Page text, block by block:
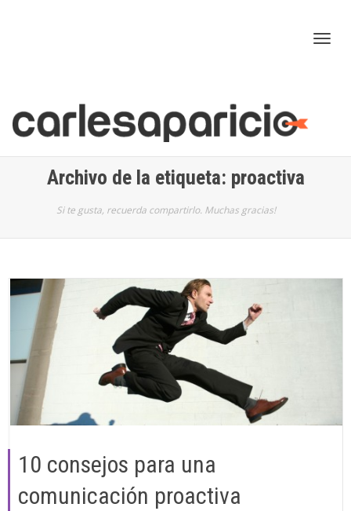
Archivo de la etiqueta: proactiva
Si te gusta, recuerda compartirlo. Muchas gracias!
10 consejos para una
comunicación proactiva